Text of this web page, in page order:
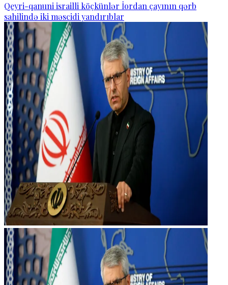
Qeyri-qanuni israilli köçkünlər İordan çayının qərb
sahilində iki məscidi yandırıblar